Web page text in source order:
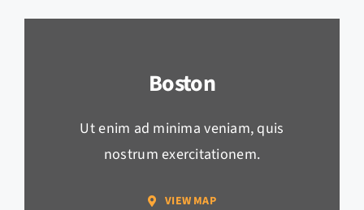
Boston
Ut enim ad minima veniam, quis
nostrum exercitationem.
VIEW MAP